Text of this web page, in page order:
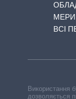
МЕРИ
ВСІ
Використання
дозволяється